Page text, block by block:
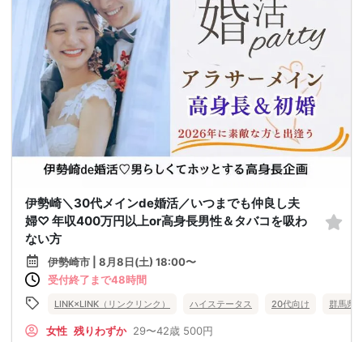
伊勢崎＼30代メインde婚活／いつまでも仲良し夫
婦♡ 年収400万円以上or高身長男性＆タバコを吸わ
ない方
伊勢崎市 | 8月8日(土) 18:00〜
受付終了まで48時間
LINK×LINK（リンクリンク） ハイステータス 20代向け 群馬県
女性 残りわずか 29〜42歳 500円